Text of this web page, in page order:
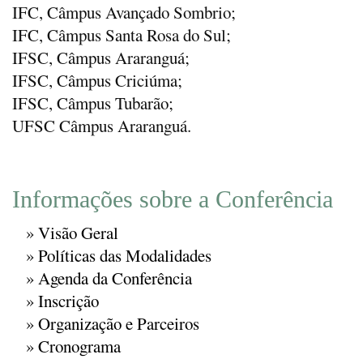
IFC, Câmpus Avançado Sombrio;
IFC, Câmpus Santa Rosa do Sul;
IFSC, Câmpus Araranguá;
IFSC, Câmpus Criciúma;
IFSC, Câmpus Tubarão;
UFSC Câmpus Araranguá.
Informações sobre a Conferência
»Visão Geral
»Políticas das Modalidades
»Agenda da Conferência
»Inscrição
»Organização e Parceiros
»Cronograma